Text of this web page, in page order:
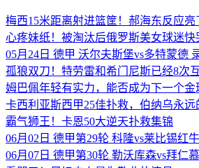
梅西15米距离射进篮筐！郝海东反应亮
心疼妹纸！被淘汰后俄罗斯美女球迷快
05月24日 德甲 沃尔夫斯堡vs多特蒙德
孤狼双刀！特劳雷和希门尼斯已经8次
姆巴佩年轻有实力，能否成为下一个金
卡西利亚斯西甲25佳扑救，伯纳乌永远
霸气狮王！卡恩50大逆天扑救集锦
06月02日 德甲第29轮 科隆vs莱比锡红
06月07日 德甲第30轮 勒沃库森vs拜仁